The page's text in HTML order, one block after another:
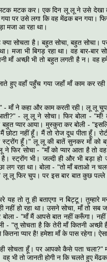
मटक मटक कर। एक दिन लू लू ने उसे
पर उसे लगा कि वह मेंढक बन गया।
आ रहा था।
सोचता है। बहुत सोचा, बहुत सोचा।
मजा भी बिगड़ रहा था। वह बार-बार
माँ अच्छी भी तो बहुत लगती है न। वह
हुए वहाँ पहुँच गया जहाँ माँ काम कर
- माँ ने कहा और काम करती रही। लू लू
- लू लू ने सोचा। फिर बोला -
प्यार आया। मुस्कुरा कर बोली -
छोटा नहीं हूँ। मैं तो रोज दूध पीता हूँ।
स्ट्रोंग हूँ।" लू लू की बातें सुनकर माँ
सोचा - "माँ को प्यार आता है तो
स्ट्रोंग भी। जल्दी ही और भी बड़ा हो
रहा था। बोला - "तो माँ बताओ न
लू लू फिर चुप। पर इस बार बात कुछ
यह तो तू ही बताएगा न बिट्टू।
नहीं हो रहा था। उसने सोचा, माँ तो
- "माँ मैं आपसे बात नहीं करूँगा।
- "तू सोचता है कि तेरी माँ कितनी
प्यार है! हमेशा माँ के पास रहेगा।
सोचता हूँ। पर आपको कैसे पता चला?"
वह् भी तो जानती होगी न कि चलते हुए